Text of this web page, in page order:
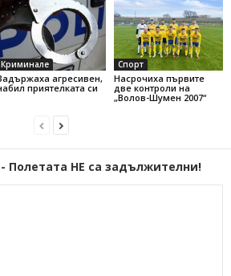
Криминале
агресивен,
приятелката си
Спорт
Насрочиха първите
две контроли на
„Волов-Шумен 2007“
НЕ са задължителни!